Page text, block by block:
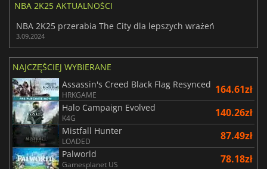
NBA 2K25 AKTUALNOŚCI
NBA 2K25 przerabia The City dla lepszych wrażeń
3.09.2024
NAJCZĘŚCIEJ WYBIERANE
Assassin's Creed Black Flag Resynced
HRKGAME 164.61zł
Halo Campaign Evolved
K4G 140.26zł
Mistfall Hunter
LOADED 87.49zł
Palworld
Gamesplanet US 78.18zł